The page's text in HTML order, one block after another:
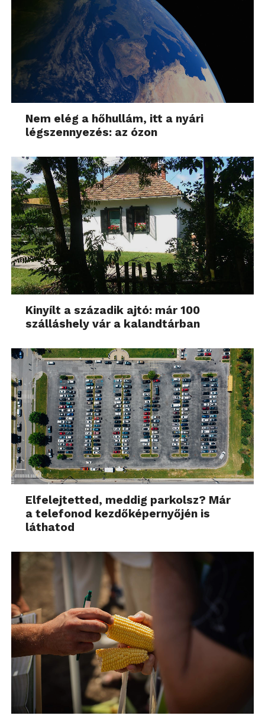
Nem elég a hőhullám, itt a nyári
légszennyezés: az ózon
Kinyílt a századik ajtó: már 100
szálláshely vár a kalandtárban
Elfelejtetted, meddig parkolsz? Már
a telefonod kezdőképernyőjén is
láthatod